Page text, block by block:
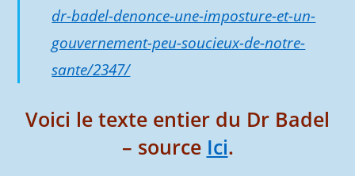
dr-badel-denonce-une-imposture-et-un-
gouvernement-peu-soucieux-de-notre-
sante/2347/
Voici le texte entier du Dr Badel
– source Ici.